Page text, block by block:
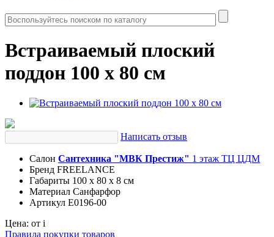
Встраиваемый плоский
поддон 100 x 80 см
Написать отзыв
Салон Сантехника "МВК Престиж" 1 этаж ТЦ ЦДМ
Бренд FREELANCE
Габариты 100 x 80 x 8 см
Материал Санфарфор
Артикул E0196-00
Цена: от i
Правила покупки товаров